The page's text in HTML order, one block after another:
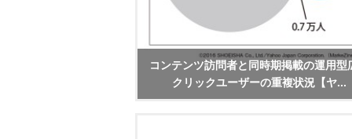
コンテンツ訪問者と同時期掲載の運用型
クリックユーザーの重複状況【ヤ...